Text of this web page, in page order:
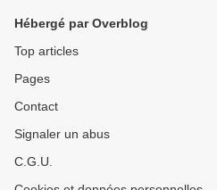
Hébergé par Overblog
Top articles
Pages
Contact
Signaler un abus
C.G.U.